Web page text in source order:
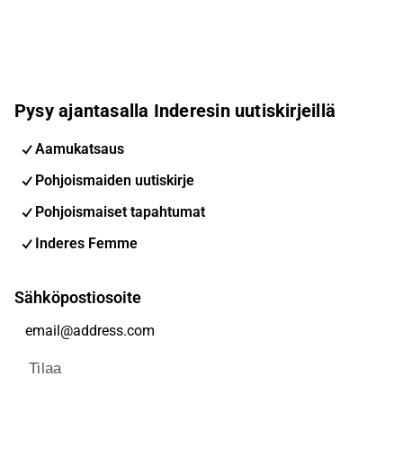
Pysy ajantasalla Inderesin uutiskirjeillä
Aamukatsaus
Pohjoismaiden uutiskirje
Pohjoismaiset tapahtumat
Inderes Femme
Sähköpostiosoite
Tilaa